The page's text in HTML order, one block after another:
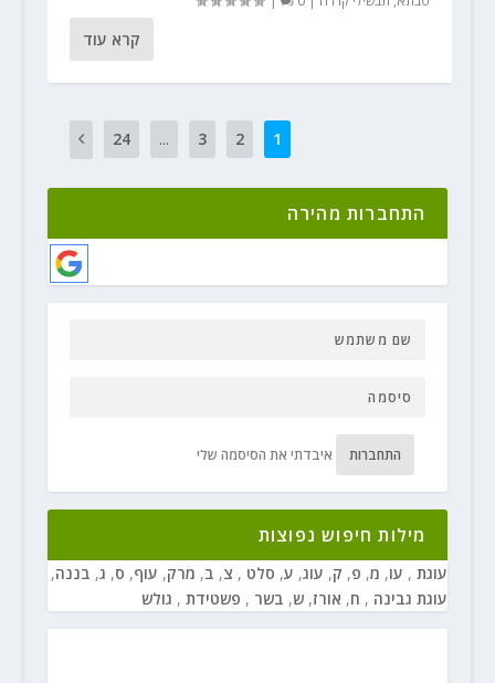
קרא עוד
1
2
3
...
24
התחברות מהירה
התחברות איבדתי את הסיסמה שלי
מילות חיפוש נפוצות
עוגת , עו, מ, פ, ק, עוג, ע, סלט , צ, ב, מרק, עוף, ס, ג, בננה,
עוגת גבינה , ח, אורז, ש, בשר , פשטידת , גולש